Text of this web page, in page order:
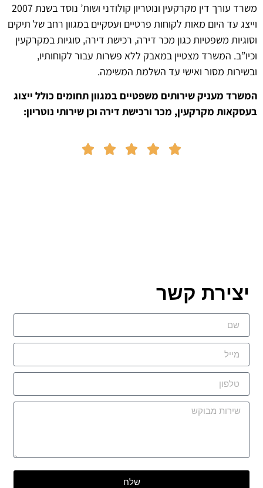
משרד עורך דין מקרקעין ונוטריון קולודני ושות’ נוסד בשנת 2007
וייצג עד היום מאות לקוחות פרטיים ועסקיים במגוון רחב של תיקים
וסוגיות משפטיות כגון מכר דירה, רכישת דירה, סוגיות במקרקעין
וכיו”ב. המשרד מצטיין במאבק ללא פשרות עבור לקוחותיו,
ובשירות מסור ואישי עד השלמת המשימה.
המשרד מעניק שירותים משפטיים במגוון תחומים כולל ייצוג
בעסקאות מקרקעין, מכר ורכישת דירה וכן שירותי נוטריון:





יצירת קשר
שלח